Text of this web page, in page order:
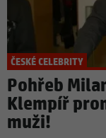
ČESKÉ CELEBRITY
Pohřeb
Klempíř
muži!